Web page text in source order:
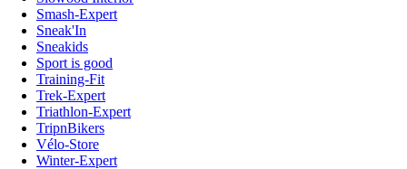
Smash-Expert
Sneak'In
Sneakids
Sport is good
Training-Fit
Trek-Expert
Triathlon-Expert
TripnBikers
Vélo-Store
Winter-Expert